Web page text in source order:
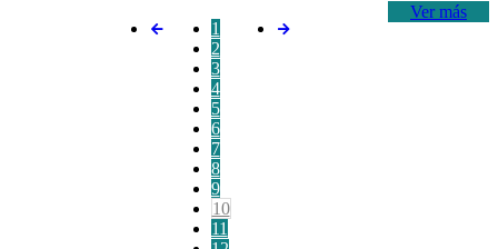
Ver más
1
2
3
4
5
6
7
8
9
10
11